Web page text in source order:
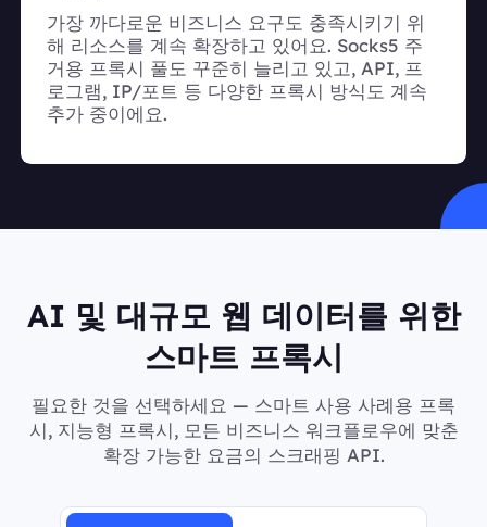
가장 까다로운 비즈니스 요구도 충족시키기 위
해 리소스를 계속 확장하고 있어요. Socks5 주
거용 프록시 풀도 꾸준히 늘리고 있고, API, 프
로그램, IP/포트 등 다양한 프록시 방식도 계속
추가 중이에요.
AI 및 대규모 웹 데이터를 위한
스마트 프록시
필요한 것을 선택하세요 — 스마트 사용 사례용 프록
시, 지능형 프록시, 모든 비즈니스 워크플로우에 맞춘
확장 가능한 요금의 스크래핑 API.